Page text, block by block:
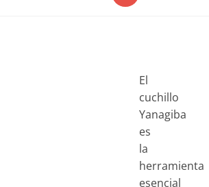
El
cuchillo
Yanagiba
es
la
herramienta
esencial